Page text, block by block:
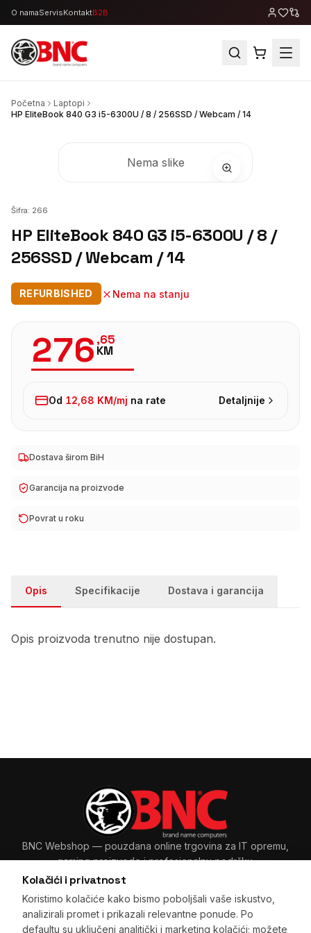
O namaServisKontaktB2B
Kolačići i privatnost
Koristimo kolačiće kako bismo poboljšali vaše iskustvo,
analizirali promet i prikazali relevantne ponude. Po
defaultu su uključeni analitički i marketing kolačići; možete
Početna
Laptopi
HP EliteBook 840 G3 i5-6300U / 8 / 256SSD / Webcam / 14
Nema slike
Šifra: 266
HP EliteBook 840 G3 i5-6300U / 8 /
256SSD / Webcam / 14
REFURBISHED Nema na stanju
276,65
KM
Od 12,68 KM/mj na rate Detaljnije
Dostava širom BiH
Garancija na proizvode
Povrat u roku
Opis Specifikacije Dostava i garancija
Opis proizvoda trenutno nije dostupan.
BNC Webshop — pouzdana online trgovina za IT opremu,
gaming proizvode i profesionalnu podršku.
Sarajevo, BiH
+387 33 265 465 · +387 61 89 11 48